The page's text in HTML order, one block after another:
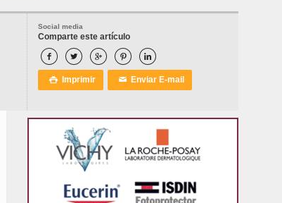
Social media
Comparte este artículo
    
 Imprimir ✉ Enviar E-mail